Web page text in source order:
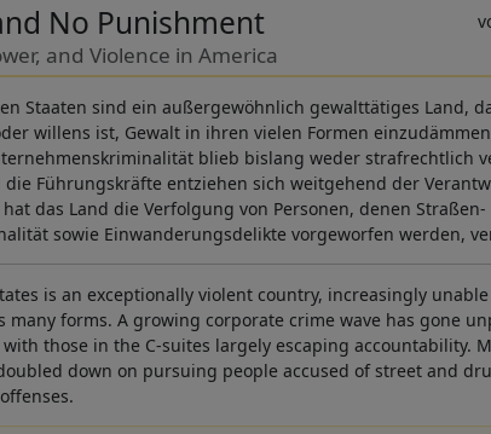
No Punishment
and Violence in America
Staaten sind ein außergewöhnlich gewalttätiges Land,
willens ist, Gewalt in ihren vielen Formen
blieb bislang weder strafrechtlich
Führungskräfte entziehen sich weitgehend der
das Land die Verfolgung von Personen, denen
sowie Einwanderungsdelikte vorgeworfen werden,
is an exceptionally violent country, increasingly
many forms. A growing corporate crime wave has gone
those in the C-suites largely escaping accountability.
down on pursuing people accused of street and